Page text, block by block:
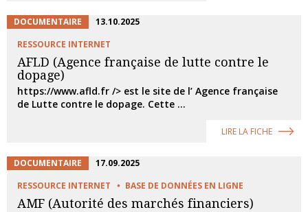
DOCUMENTAIRE
13.10.2025
RESSOURCE INTERNET
AFLD (Agence française de lutte contre le
dopage)
https://www.afld.fr /> est le site de l’ Agence française
de Lutte contre le dopage. Cette ...
LIRE LA FICHE
DOCUMENTAIRE
17.09.2025
RESSOURCE INTERNET
BASE DE DONNÉES EN LIGNE
AMF (Autorité des marchés financiers)